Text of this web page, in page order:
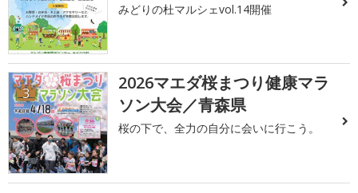
みどりの杜マルシェvol.14開催
3
2026マエダ桜まつり健康マラ
ソン大会／青森県
桜の下で、全力の自分に会いに行こう。